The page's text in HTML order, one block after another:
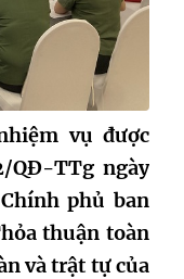
vụ được
QĐ-TTg ngày
phủ ban
thuận toàn
và trật tự của